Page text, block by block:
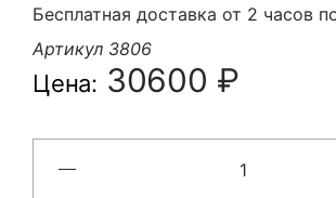
Бесплатная доставка от 2 часов
Артикул 3806
Цена: 30600 ₽